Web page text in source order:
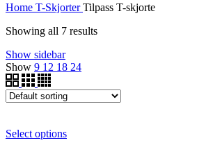
Home T-SkjorterTilpass T-skjorte
Showing all 7 results
Show sidebar
Show 9 12 18 24
Select options